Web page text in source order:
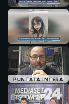
PUNTATA INTERA